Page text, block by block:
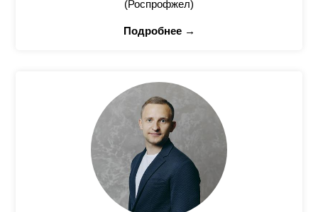
(Роспрофжел)
Подробнее →